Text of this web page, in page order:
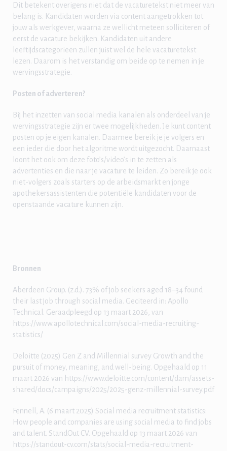
Dit betekent overigens niet dat de vacaturetekst niet meer van
belang is. Kandidaten worden via content aangetrokken tot
jouw als werkgever, waarna ze wellicht meteen solliciteren of
eerst de vacature bekijken. Kandidaten uit andere
leeftijdscategorieën zullen juist wel de hele vacaturetekst
lezen. Daarom is het verstandig om beide op te nemen in je
wervingsstrategie.
Posten of adverteren?
Bij het inzetten van social media kanalen als onderdeel van je
wervingsstrategie zijn er twee mogelijkheden. Je kunt content
posten op je eigen kanalen. Daarmee bereik je je volgers en
een ieder die door het algoritme wordt uitgezocht. Daarnaast
loont het ook om deze foto’s/video’s in te zetten als
advertenties en die naar je vacature te leiden. Zo bereik je ook
niet-volgers zoals starters op de arbeidsmarkt en jonge
apothekersassistenten die potentiële kandidaten voor de
openstaande vacature kunnen zijn.
Bronnen
Aberdeen Group. (z.d.). 73% of job seekers aged 18–34 found
their last job through social media. Geciteerd in: Apollo
Technical. Geraadpleegd op 13 maart 2026, van
https://www.apollotechnical.com/social-media-recruiting-
statistics/
Deloitte (2025) Gen Z and Millennial survey Growth and the
pursuit of money, meaning, and well-being. Opgehaald op 11
maart 2026 van https://www.deloitte.com/content/dam/assets-
shared/docs/campaigns/2025/2025-genz-millennial-survey.pdf
Fennell, A. (6 maart 2025) Social media recruitment statistics:
How people and companies are using social media to find jobs
and talent. StandOut CV. Opgehaald op 13 maart 2026 van
https://standout-cv.com/stats/social-media-recruitment-